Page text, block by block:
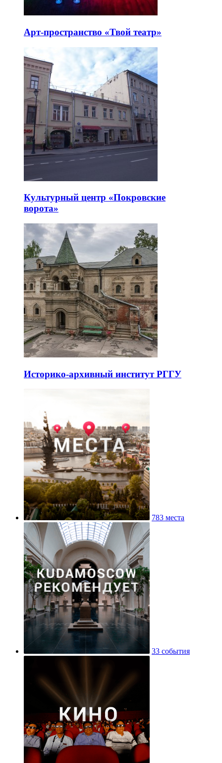
Арт-пространство «Твой театр»
Культурный центр «Покровские
ворота»
Историко-архивный институт РГГУ
783 места
33 события